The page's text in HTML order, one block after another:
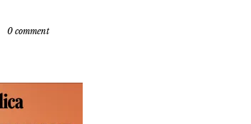
0 comment